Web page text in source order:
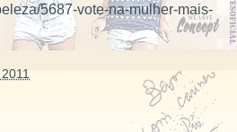
5687-vote-na-mulher-mais-